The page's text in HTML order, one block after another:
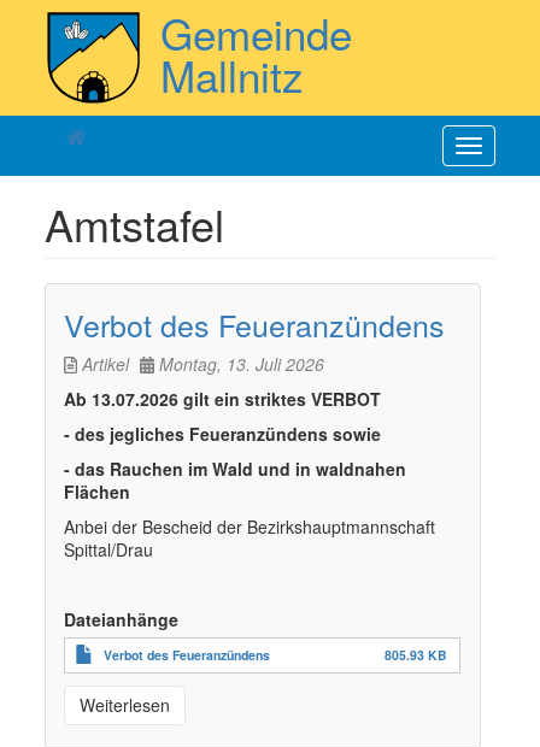
Gemeinde
Mallnitz
Amtstafel
Verbot des Feueranzündens
Artikel
Montag, 13. Juli 2026
Ab 13.07.2026 gilt ein striktes VERBOT
- des jegliches Feueranzündens sowie
- das Rauchen im Wald und in waldnahen
Flächen
Anbei der Bescheid der Bezirkshauptmannschaft
Spittal/Drau
Dateianhänge
Verbot des Feueranzündens 805.93 KB
Weiterlesen